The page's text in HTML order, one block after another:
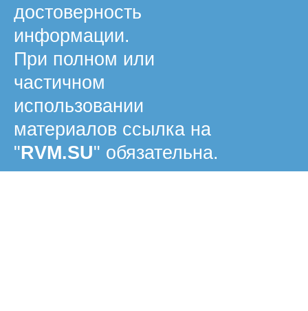
достоверность
информации.
При полном или
частичном
использовании
материалов ссылка на
"RVM.SU" обязательна.